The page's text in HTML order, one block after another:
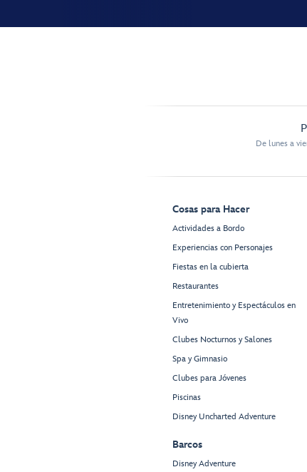
De lunes a
Cosas para Hacer
Actividades a Bordo
Experiencias con Personajes
Fiestas en la cubierta
Restaurantes
Entretenimiento y Espectáculos en
Vivo
Clubes Nocturnos y Salones
Spa y Gimnasio
Clubes para Jóvenes
Piscinas
Disney Uncharted Adventure
Barcos
Disney Adventure